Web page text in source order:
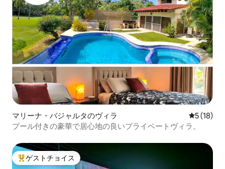
マリーナ・バジャルタのヴィラ レビュー
5 (18)
プール付きの豪華で居心地の良いプライベートヴィラ。
大好評のゲストチョイスです。
ゲストチョイス